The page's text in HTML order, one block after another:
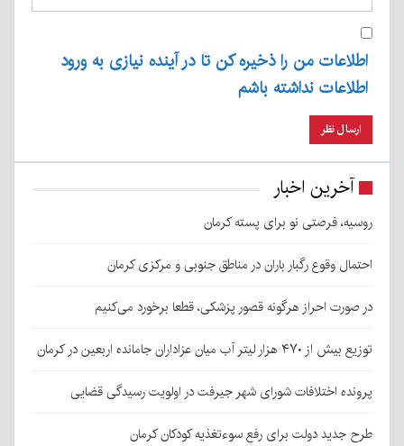
اطلاعات من را ذخیره کن تا در آینده نیازی به ورود
اطلاعات نداشته باشم
آخرین اخبار
روسیه، فرصتی نو برای پسته کرمان
احتمال وقوع رگبار باران در مناطق جنوبی و مرکزی کرمان
در صورت احراز هرگونه قصور پزشکی، قطعا برخورد می‌کنیم
توزیع بیش از ۴۷۰ هزار لیتر آب میان عزاداران جامانده اربعین در کرمان
پرونده اختلافات شورای شهر جیرفت در اولویت رسیدگی قضایی
طرح جدید دولت برای رفع سوءتغذیه کودکان کرمان